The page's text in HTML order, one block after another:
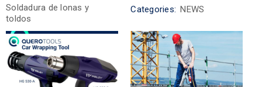
Soldadura de lonas y
toldos
Categories: NEWS